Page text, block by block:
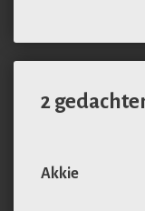
2
Akkie